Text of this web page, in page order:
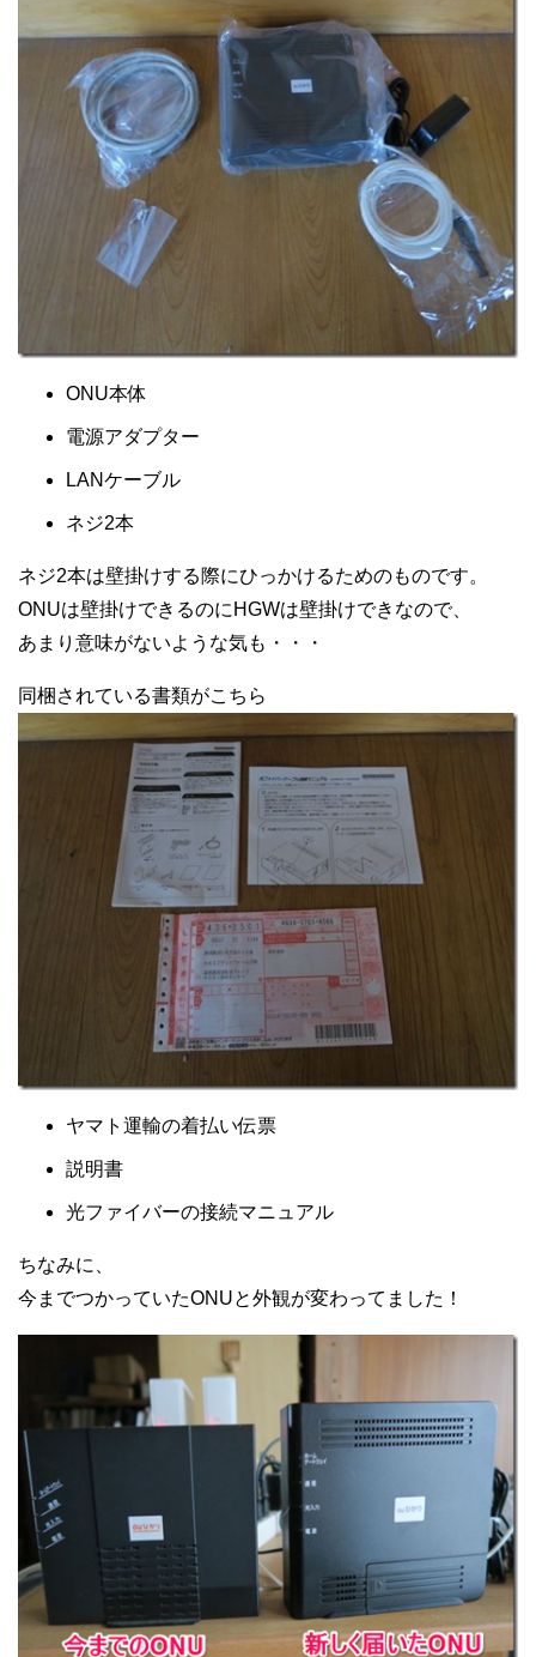
ONU本体
電源アダプター
LANケーブル
ネジ2本
ネジ2本は壁掛けする際にひっかけるためのものです。
ONUは壁掛けできるのにHGWは壁掛けできなので、
あまり意味がないような気も・・・
同梱されている書類がこちら
ヤマト運輸の着払い伝票
説明書
光ファイバーの接続マニュアル
ちなみに、
今までつかっていたONUと外観が変わってました！